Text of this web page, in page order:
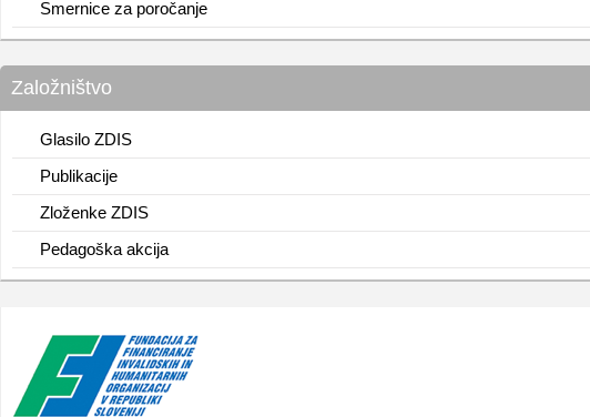
Smernice za poročanje
Založništvo
Glasilo ZDIS
Publikacije
Zloženke ZDIS
Pedagoška akcija